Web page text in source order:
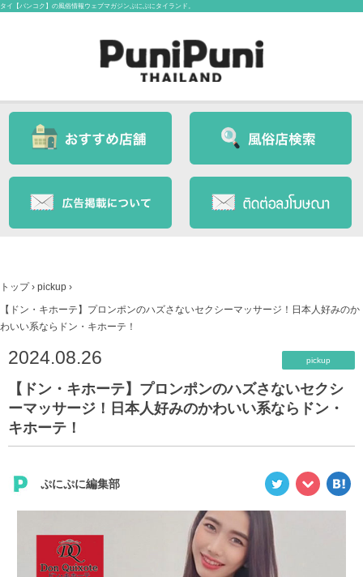
タイ【バンコク】の風俗情報ウェブマガジンぷにぷにタイランド。
トップ › pickup ›
【ドン・キホーテ】プロンポンのハズさないセクシーマッサージ！日本人好みのか
わいい系ならドン・キホーテ！
2024.08.26 pickup
【ドン・キホーテ】プロンポンのハズさないセクシ
ーマッサージ！日本人好みのかわいい系ならドン・
キホーテ！
ぷにぷに編集部